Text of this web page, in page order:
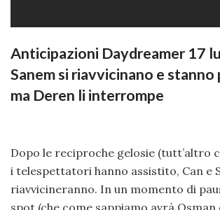
Anticipazioni Daydreamer 17
Sanem si riavvicinano e stanno
ma Deren li interrompe
Dopo le reciproche gelosie (tutt’altro
i telespettatori hanno assistito, Can e
riavvicineranno. In un momento di